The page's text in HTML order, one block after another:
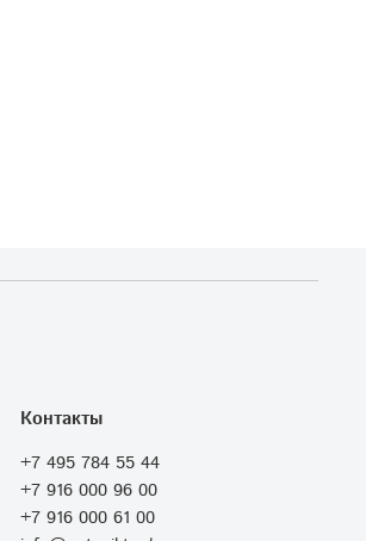
Контакты
+7 495 784 55 44
+7 916 000 96 00
+7 916 000 61 00